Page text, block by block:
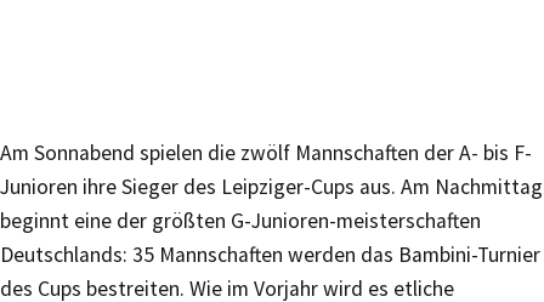
Am Sonnabend spielen die zwölf Mannschaften der A- bis F-
Junioren ihre Sieger des Leipziger-Cups aus. Am Nachmittag
beginnt eine der größten G-Junioren-meisterschaften
Deutschlands: 35 Mannschaften werden das Bambini-Turnier
des Cups bestreiten. Wie im Vorjahr wird es etliche